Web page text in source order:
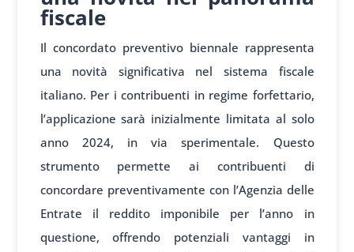
fiscale
Il concordato preventivo biennale rappresenta
una novità significativa nel sistema fiscale
italiano. Per i contribuenti in regime forfettario,
l’applicazione sarà inizialmente limitata al solo
anno 2024, in via sperimentale. Questo
strumento permette ai contribuenti di
concordare preventivamente con l’Agenzia delle
Entrate il reddito imponibile per l’anno in
questione, offrendo potenziali vantaggi in